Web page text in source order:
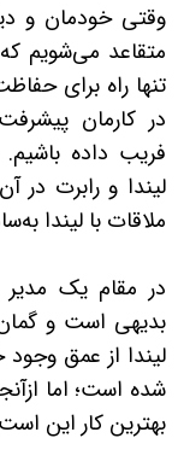
وقتی خودمان و
متقاعد می­‌شویم
تنها راه برای
در کارمان
فریب داده
لیندا و رابرت در
ملاقات با لیندا
در مقام یک مدیر
بدیهی است و
لیندا از عمق
شده است؛ اما
بهترین کار این